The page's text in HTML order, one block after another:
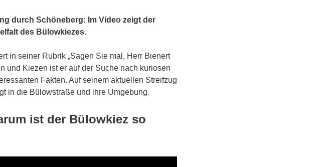
durch Schöneberg: Im Video zeigt der
des Bülowkiezes.
in seiner Rubrik „Sagen Sie mal, Herr Bienert
und Kiezen ist er auf der Suche nach kuriosen
Fakten. Auf seinem aktuellen Streifzug
in die Bülowstraße und ihre Umgebung.
ist der Bülowkiez so